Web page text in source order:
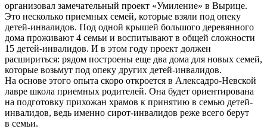
организовал замечательный проект «Умиление» в Вырице.
Это несколько приемных семей, которые взяли под опеку
детей-инвалидов. Под одной крышей большого деревянного
дома проживают 4 семьи и воспитывают в общей сложности
15 детей-инвалидов. И в этом году проект должен
расшириться: рядом построены еще два дома для новых семей,
которые возьмут под опеку других детей-инвалидов.
На основе этого опыта скоро откроется в Алексадро-Невской
лавре школа приемных родителей. Она будет ориентирована
на подготовку прихожан храмов к принятию в семью детей-
инвалидов, ведь именно сирот-инвалидов реже всего берут
в семьи.